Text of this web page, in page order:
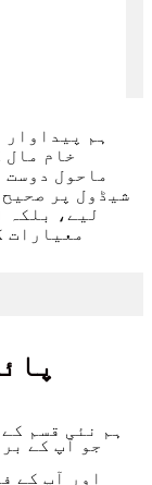
ہم
خام مال
ماحول دوست
شیڈول پر
لیے، بلکہ
معیارات
ہم نئی قسم
جو آپ کے
اور آپ کے